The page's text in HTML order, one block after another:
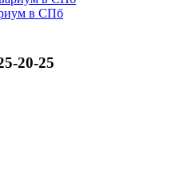
в СПб
20-25